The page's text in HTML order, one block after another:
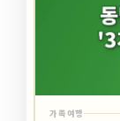
가족여행